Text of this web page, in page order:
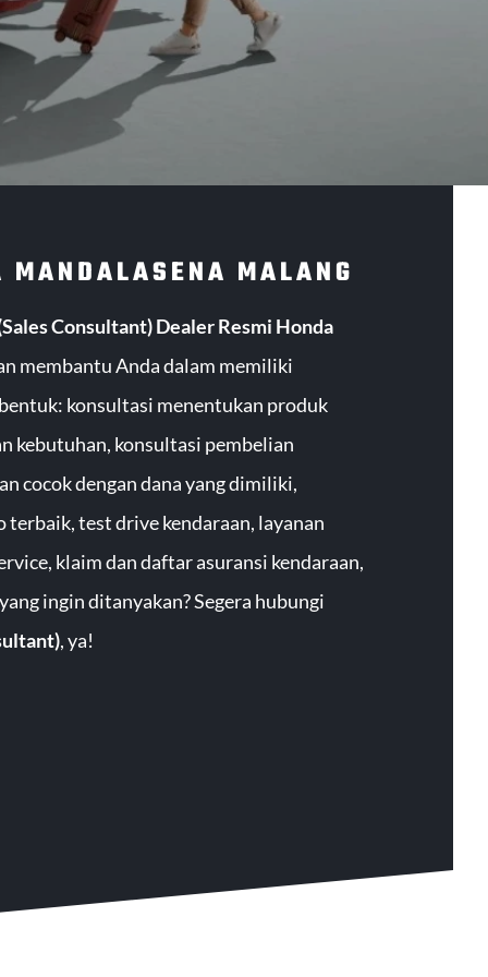
MANDALASENA MALANG
Consultant) Dealer Resmi Honda
membantu Anda dalam memiliki
konsultasi menentukan produk
kebutuhan, konsultasi pembelian
cocok dengan dana yang dimiliki,
terbaik, test drive kendaraan, layanan
klaim dan daftar asuransi kendaraan,
ingin ditanyakan? Segera hubungi
, ya!